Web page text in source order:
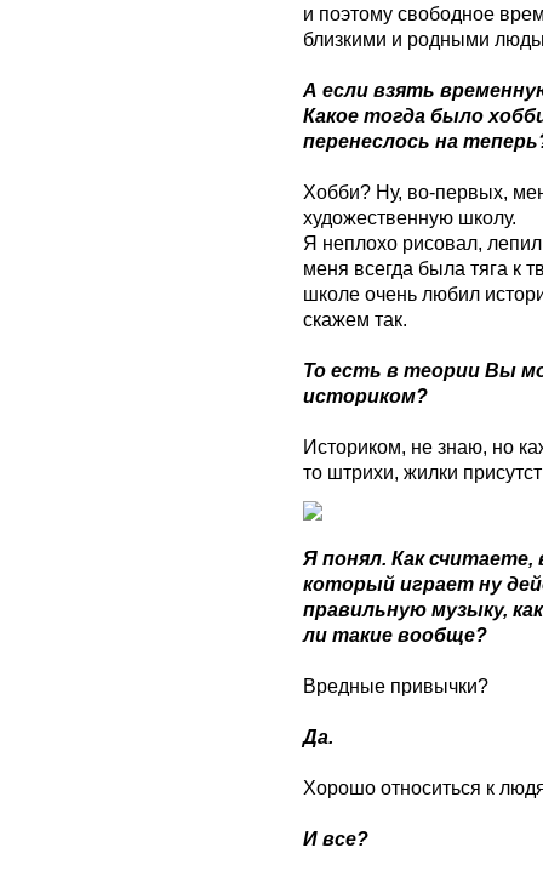
и поэтому свободное
близкими и родными
А если взять
Какое тогда было
перенеслось на
Хобби? Ну, во-первых,
художественную школу.
Я неплохо рисовал, лепил
меня всегда была тяга к
школе очень любил
скажем так.
То есть в теории Вы
историком?
Историком, не знаю, но
то штрихи, жилки
Я понял. Как
который играет ну
правильную музыку,
ли такие вообще?
Вредные привычки?
Да.
Хорошо относиться к
И все?